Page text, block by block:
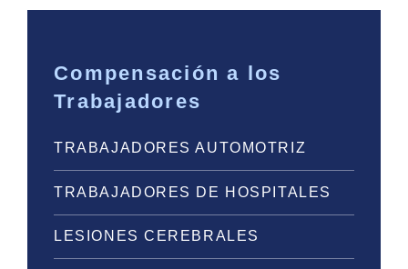
Compensación a los
Trabajadores
TRABAJADORES AUTOMOTRIZ
TRABAJADORES DE HOSPITALES
LESIONES CEREBRALES